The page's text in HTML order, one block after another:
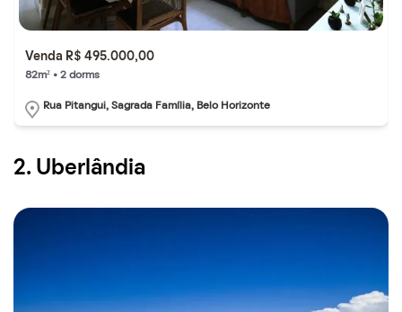
Venda R$ 495.000,00
82m² • 2 dorms
Rua Pitangui, Sagrada Família, Belo Horizonte
2. Uberlândia